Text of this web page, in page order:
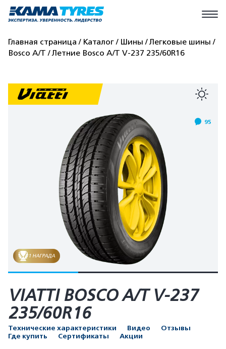
Главная страница Каталог Шины
Легковые шины
Bosco A/T
Летние Bosco A/T V-237 235/60R16
95
1 НАГРАДА
VIATTI BOSCO A/T V-237
235/60R16
Технические характеристики Видео
Отзывы
Где купить
Сертификаты Акции